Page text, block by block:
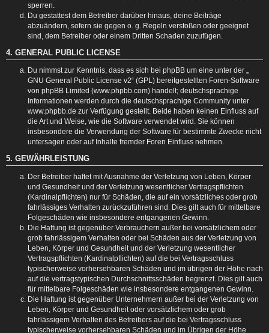
sperren.
Du gestattest dem Betreiber darüber hinaus, deine Beiträge
abzuändern, sofern sie gegen o. g. Regeln verstoßen oder geeignet
sind, dem Betreiber oder einem Dritten Schaden zuzufügen.
4. GENERAL PUBLIC LICENSE
Du nimmst zur Kenntnis, dass es sich bei phpBB um eine unter der „
GNU General Public License v2“ (GPL) bereitgestellten Foren-Software
von phpBB Limited (www.phpbb.com) handelt; deutschsprachige
Informationen werden durch die deutschsprachige Community unter
www.phpbb.de zur Verfügung gestellt. Beide haben keinen Einfluss auf
die Art und Weise, wie die Software verwendet wird. Sie können
insbesondere die Verwendung der Software für bestimmte Zwecke nicht
untersagen oder auf Inhalte fremder Foren Einfluss nehmen.
5. GEWÄHRLEISTUNG
Der Betreiber haftet mit Ausnahme der Verletzung von Leben, Körper
und Gesundheit und der Verletzung wesentlicher Vertragspflichten
(Kardinalpflichten) nur für Schäden, die auf ein vorsätzliches oder grob
fahrlässiges Verhalten zurückzuführen sind. Dies gilt auch für mittelbare
Folgeschäden wie insbesondere entgangenen Gewinn.
Die Haftung ist gegenüber Verbrauchern außer bei vorsätzlichem oder
grob fahrlässigem Verhalten oder bei Schäden aus der Verletzung von
Leben, Körper und Gesundheit und der Verletzung wesentlicher
Vertragspflichten (Kardinalpflichten) auf die bei Vertragsschluss
typischerweise vorhersehbaren Schäden und im übrigen der Höhe nach
auf die vertragstypischen Durchschnittsschäden begrenzt. Dies gilt auch
für mittelbare Folgeschäden wie insbesondere entgangenen Gewinn.
Die Haftung ist gegenüber Unternehmern außer bei der Verletzung von
Leben, Körper und Gesundheit oder vorsätzlichem oder grob
fahrlässigem Verhalten des Betreibers auf die bei Vertragsschluss
typischerweise vorhersehbaren Schäden und im Übrigen der Höhe